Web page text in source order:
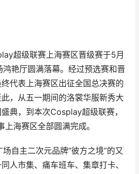
超级联赛上海赛区晋级赛于5月
鸿艳厅圆满落幕。经过预选赛和晋
代表上海赛区出征全国总决赛的
，从五一期间的洛裳华服新秀大
典，到本次Cosplay超级联赛，
海赛区全部圆满完成。
自主二次元品牌“彼方之境”的又
人市集、痛车班车、集章打卡、